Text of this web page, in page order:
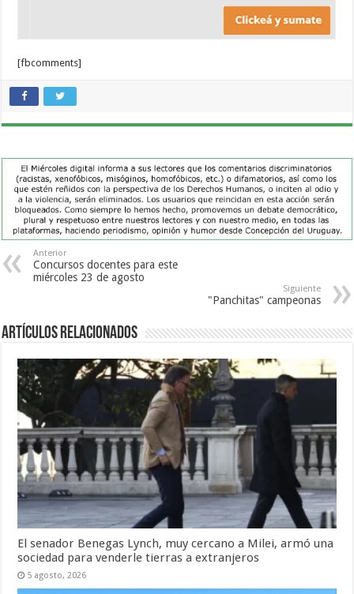
[fbcomments]
Anterior
Concursos docentes para este
miércoles 23 de agosto
Siguiente
"Panchitas" campeonas
Artículos Relacionados
El senador Benegas Lynch, muy cercano a Milei, armó una
sociedad para venderle tierras a extranjeros
5 agosto, 2026